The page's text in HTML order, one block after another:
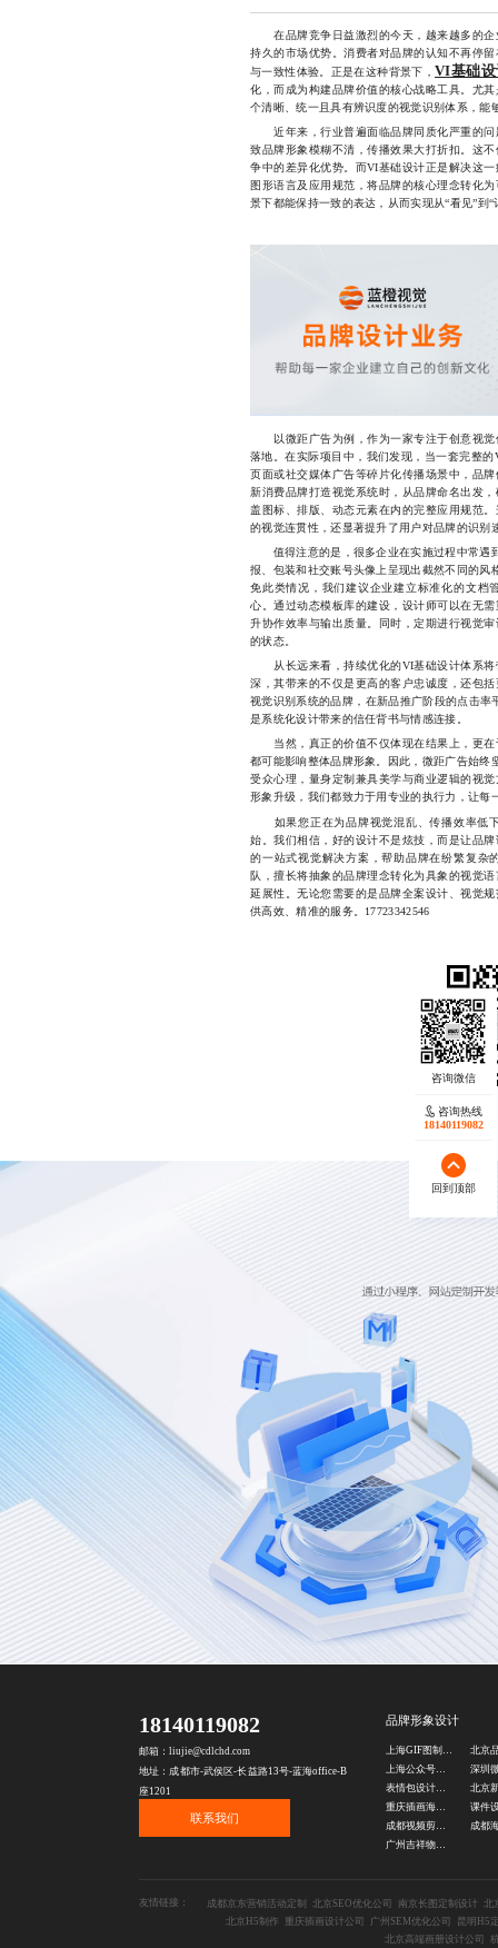
在品牌竞争日益激烈的今天，越来越多的企
持久的市场优势。消费者对品牌的认知不再停
与一致性体验。正是在这种背景下， VI基础设
化，而成为构建品牌价值的核心战略工具。尤
个清晰、统一且具有辨识度的视觉识别体系，
近年来，行业普遍面临品牌同质化严重的问
致品牌形象模糊不清，传播效果大打折扣。这
争中的差异化优势。而VI基础设计正是解决这
图形语言及应用规范，将品牌的核心理念转化
景下都能保持一致的表达，从而实现从“看见”到“
以微距广告为例，作为一家专注于创意视觉
落地。在实际项目中，我们发现，当一套完整
页面或社交媒体广告等碎片化传播场景中，品
新消费品牌打造视觉系统时，从品牌命名出发
盖图标、排版、动态元素在内的完整应用规范
的视觉连贯性，还显著提升了用户对品牌的识别
值得注意的是，很多企业在实施过程中常遇
报、包装和社交账号头像上呈现出截然不同的风
免此类情况，我们建议企业建立标准化的文档
心。通过动态模板库的建设，设计师可以在无
升协作效率与输出质量。同时，定期进行视觉
的状态。
从长远来看，持续优化的VI基础设计体系将
深，其带来的不仅是更高的客户忠诚度，还包
视觉识别系统的品牌，在新品推广阶段的点击率
是系统化设计带来的信任背书与情感连接。
当然，真正的价值不仅体现在结果上，更在
都可能影响整体品牌形象。因此，微距广告始终
受众心理，量身定制兼具美学与商业逻辑的视
形象升级，我们都致力于用专业的执行力，让每
如果您正在为品牌视觉混乱、传播效率低
始。我们相信，好的设计不是炫技，而是让品
的一站式视觉解决方案，帮助品牌在纷繁复杂
队，擅长将抽象的品牌理念转化为具象的视觉
延展性。无论您需要的是品牌全案设计、视觉
供高效、精准的服务。17723342546
咨询热线
18140119082
回到顶部
18140119082
邮箱：liujie@cdlchd.com
地址：成都市-武侯区-长益路13号-蓝海office-B
座1201
联系我们
品牌形象设计
上海公众号海报设计公司
表情包设计公司
重庆插画海报设计
课件
成都视频剪辑公司
广州吉祥物设计公司
友情链接： 成都京东营销活动定制 北京SEO优化公司 南京长图定制设计 北
北京H5制作 重庆插画设计公司 广州SEM优化公司
昆明H5
北京高端画册设计公司